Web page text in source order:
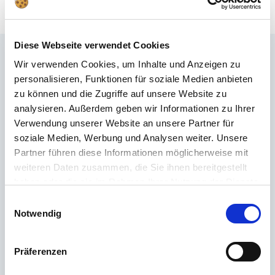
Diese Webseite verwendet Cookies
Wir verwenden Cookies, um Inhalte und Anzeigen zu
personalisieren, Funktionen für soziale Medien anbieten
zu können und die Zugriffe auf unsere Website zu
analysieren. Außerdem geben wir Informationen zu Ihrer
Verwendung unserer Website an unsere Partner für
soziale Medien, Werbung und Analysen weiter. Unsere
Partner führen diese Informationen möglicherweise mit
weiteren Daten zusammen, die Sie ihnen bereitgestellt
Notwendig
Präferenzen
Často kladené otázky
Nenašli jste správnou odpověď v FAQ nebo byste se chtěli dozvědět více
Zákaznický servis
podporou – rychle, kompetentně a osobně. Bez ohledu na to, zda jde o
technické detaily, náhradní díly nebo tipy k použití: jsme tu pro vás.
24/7 podpora
+49 (0) 800 22 77 372 / +43 (0) 662 88 921 333